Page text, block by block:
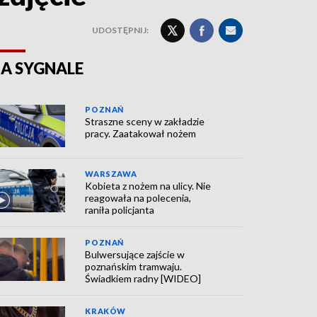
UDOSTĘPNIJ:
SYGNALE
POZNAŃ
Straszne sceny w zakładzie
pracy. Zaatakował nożem
WARSZAWA
Kobieta z nożem na ulicy. Nie
reagowała na polecenia,
raniła policjanta
POZNAŃ
Bulwersujące zajście w
poznańskim tramwaju.
Świadkiem radny [WIDEO]
KRAKÓW